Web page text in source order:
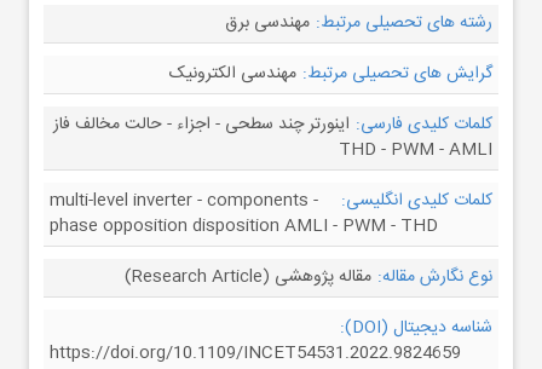
رشته های تحصیلی مرتبط: مهندسی برق
گرایش های تحصیلی مرتبط: مهندسی الکترونیک
کلمات کلیدی فارسی: اینورتر چند سطحی - اجزاء - حالت مخالف فاز
THD - PWM - AMLI
کلمات کلیدی انگلیسی:
multi-level inverter - components -
phase opposition disposition AMLI - PWM - THD
نوع نگارش مقاله: مقاله پژوهشی (Research Article)
شناسه دیجیتال (DOI):
https://doi.org/10.1109/INCET54531.2022.9824659